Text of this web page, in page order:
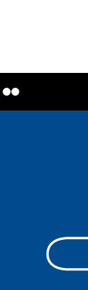
Flickr